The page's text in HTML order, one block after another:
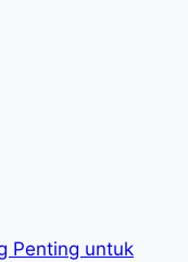
Penting untuk